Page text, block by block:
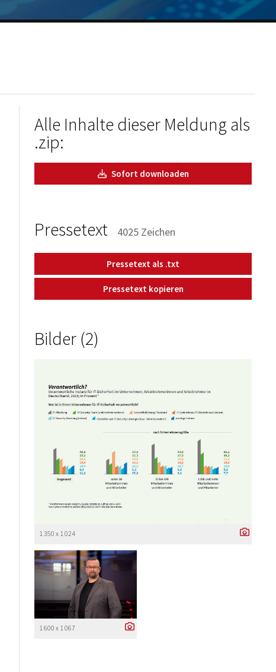
Alle Inhalte dieser Meldung als
.zip:
Sofort downloaden
Pressetext 4025 Zeichen
Pressetext als .txt
Pressetext kopieren
Bilder (2)
1 350 x 1 024
1 600 x 1 067